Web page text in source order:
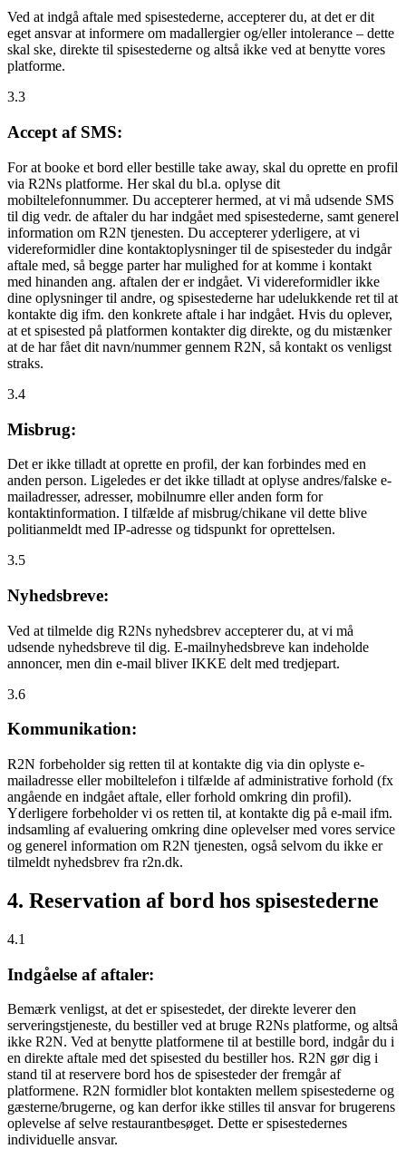
Ved at indgå aftale med spisestederne, accepterer du, at det er dit
eget ansvar at informere om madallergier og/eller intolerance – dette
skal ske, direkte til spisestederne og altså ikke ved at benytte vores
platforme.
3.3
Accept af SMS:
For at booke et bord eller bestille take away, skal du oprette en profil
via R2Ns platforme. Her skal du bl.a. oplyse dit
mobiltelefonnummer. Du accepterer hermed, at vi må udsende SMS
til dig vedr. de aftaler du har indgået med spisestederne, samt generel
information om R2N tjenesten. Du accepterer yderligere, at vi
videreformidler dine kontaktoplysninger til de spisesteder du indgår
aftale med, så begge parter har mulighed for at komme i kontakt
med hinanden ang. aftalen der er indgået. Vi videreformidler ikke
dine oplysninger til andre, og spisestederne har udelukkende ret til at
kontakte dig ifm. den konkrete aftale i har indgået. Hvis du oplever,
at et spisested på platformen kontakter dig direkte, og du mistænker
at de har fået dit navn/nummer gennem R2N, så kontakt os venligst
straks.
3.4
Misbrug:
Det er ikke tilladt at oprette en profil, der kan forbindes med en
anden person. Ligeledes er det ikke tilladt at oplyse andres/falske e-
mailadresser, adresser, mobilnumre eller anden form for
kontaktinformation. I tilfælde af misbrug/chikane vil dette blive
politianmeldt med IP-adresse og tidspunkt for oprettelsen.
3.5
Nyhedsbreve:
Ved at tilmelde dig R2Ns nyhedsbrev accepterer du, at vi må
udsende nyhedsbreve til dig. E-mailnyhedsbreve kan indeholde
annoncer, men din e-mail bliver IKKE delt med tredjepart.
3.6
Kommunikation:
R2N forbeholder sig retten til at kontakte dig via din oplyste e-
mailadresse eller mobiltelefon i tilfælde af administrative forhold (fx
angående en indgået aftale, eller forhold omkring din profil).
Yderligere forbeholder vi os retten til, at kontakte dig på e-mail ifm.
indsamling af evaluering omkring dine oplevelser med vores service
og generel information om R2N tjenesten, også selvom du ikke er
tilmeldt nyhedsbrev fra r2n.dk.
4. Reservation af bord hos spisestederne
4.1
Indgåelse af aftaler:
Bemærk venligst, at det er spisestedet, der direkte leverer den
serveringstjeneste, du bestiller ved at bruge R2Ns platforme, og altså
ikke R2N. Ved at benytte platformene til at bestille bord, indgår du i
en direkte aftale med det spisested du bestiller hos. R2N gør dig i
stand til at reservere bord hos de spisesteder der fremgår af
platformene. R2N formidler blot kontakten mellem spisestederne og
gæsterne/brugerne, og kan derfor ikke stilles til ansvar for brugerens
oplevelse af selve restaurantbesøget. Dette er spisestedernes
individuelle ansvar.